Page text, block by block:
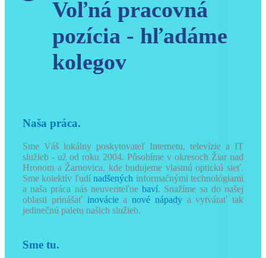
Voľná pracovná
pozícia - hľadáme
kolegov
Naša práca.
Sme Váš lokálny poskytovateľ Internetu, televízie a IT
služieb - už od roku 2004. Pôsobíme v okresoch Žiar nad
Hronom a Žarnovica, kde budujeme vlastnú optickú sieť.
Sme kolektív ľudínadšených informačnými technológiami
a naša práca nás neuveriteľnebaví. Snažíme sa do našej
oblasti prinášať inováciea nové nápadya vytvárať tak
jedinečnú paletu našich služieb.
Sme tu.